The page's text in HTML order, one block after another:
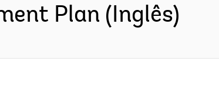
Plan (Inglês)